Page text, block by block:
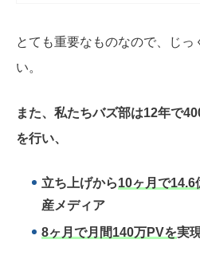
とても重要なものなので、じっ
い。
また、私たちバズ部は12年で
を行い、
立ち上げから10ヶ月で14.6
産メディア
8ヶ月で月間140万PVを実